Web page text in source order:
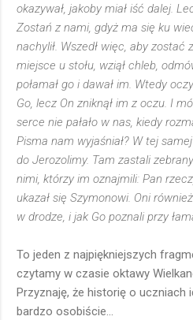
okazywał, jakoby miał iść dalej.
Zostań z nami, gdyż ma się ku
nachylił. Wszedł więc, aby zostać
miejsce u stołu, wziął chleb,
połamał go i dawał im. Wtedy
Go, lecz On zniknął im z oczu. I
serce nie pałało w nas, kiedy
Pisma nam wyjaśniał? W tej
do Jerozolimy. Tam zastali
nimi, którzy im oznajmili: Pan
ukazał się Szymonowi. Oni
w drodze, i jak Go poznali przy
To jeden z najpiękniejszych
czytamy w czasie oktawy
Przyznaję, że historię o uczniach
bardzo osobiście...